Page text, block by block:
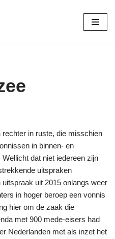
in ruste, die misschien
in binnen- en
dat niet iedereen zijn
uitspraken
uit 2015 onlangs weer
in hoger beroep een vonnis
hier om de zaak die
met 900 mede-eisers had
Nederlanden met als inzet het